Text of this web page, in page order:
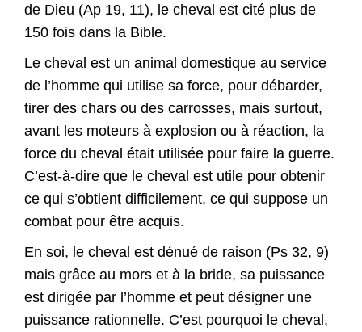
de Dieu (Ap 19, 11), le cheval est cité plus de
150 fois dans la Bible.
Le cheval est un animal domestique au service
de l’homme qui utilise sa force, pour débarder,
tirer des chars ou des carrosses, mais surtout,
avant les moteurs à explosion ou à réaction, la
force du cheval était utilisée pour faire la guerre.
C’est-à-dire que le cheval est utile pour obtenir
ce qui s’obtient difficilement, ce qui suppose un
combat pour être acquis.
En soi, le cheval est dénué de raison (Ps 32, 9)
mais grâce au mors et à la bride, sa puissance
est dirigée par l’homme et peut désigner une
puissance rationnelle. C’est pourquoi le cheval,